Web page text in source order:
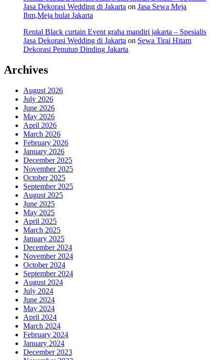
Jasa Dekorasi Wedding di Jakarta on Jasa Sewa Meja
Ibm,Meja bulat Jakarta
Rental Black curtain Event graha mandiri jakarta – Spesialis
Jasa Dekorasi Wedding di Jakarta on Sewa Tirai Hitam
Dekorasi Penutup Dinding Jakarta
Archives
August 2026
July 2026
June 2026
May 2026
April 2026
March 2026
February 2026
January 2026
December 2025
November 2025
October 2025
September 2025
August 2025
June 2025
May 2025
April 2025
March 2025
January 2025
December 2024
November 2024
October 2024
September 2024
August 2024
July 2024
June 2024
May 2024
April 2024
March 2024
February 2024
January 2024
December 2023